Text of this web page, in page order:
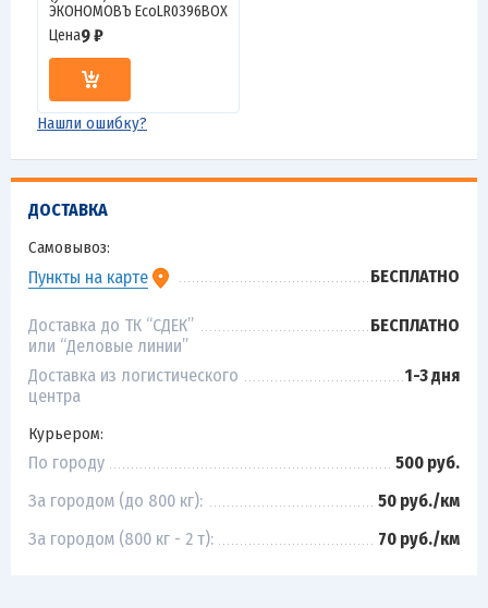
ДОСТАВКА
Самовывоз:
Пункты на карте БЕСПЛАТНО
Доставка до ТК “СДЕК”
или “Деловые линии”
БЕСПЛАТНО
Доставка из логистического
центра
1-3 дня
Курьером:
По городу
500 руб.
За городом (до 800 кг):
50 руб./км
За городом (800 кг - 2 т):
70 руб./км
ЭКОНОМОВЪ EcoLR0396BOX
Цена9 ₽
Нашли ошибку?